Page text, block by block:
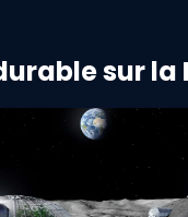
sur la